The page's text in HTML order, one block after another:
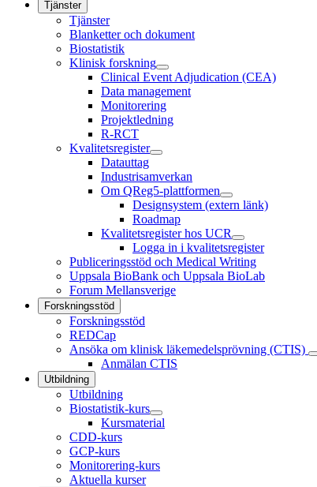
Tjänster
Tjänster
Blanketter och dokument
Biostatistik
Klinisk forskning
Clinical Event Adjudication (CEA)
Data management
Monitorering
Projektledning
R-RCT
Kvalitetsregister
Datauttag
Industrisamverkan
Om QReg5-plattformen
Designsystem (extern länk)
Roadmap
Kvalitetsregister hos UCR
Logga in i kvalitetsregister
Publiceringsstöd och Medical Writing
Uppsala BioBank och Uppsala BioLab
Forum Mellansverige
Forskningsstöd
Forskningsstöd
REDCap
Ansöka om klinisk läkemedelsprövning (CTIS)
Anmälan CTIS
Utbildning
Utbildning
Biostatistik-kurs
Kursmaterial
CDD-kurs
GCP-kurs
Monitorering-kurs
Aktuella kurser